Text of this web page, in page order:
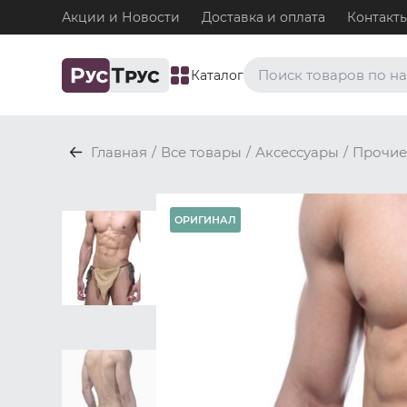
Акции и Новости Доставка и оплата
Каталог
Топ-бра
Нижнее белье / Топ-бра
Боксеры и хипсы
Нижнее белье / Трусы /
Джоки
Нижнее белье / Трусы /
Майки
Одежда / Майки
Главная / Все товары / Аксессуары /
ОРИГИНАЛ